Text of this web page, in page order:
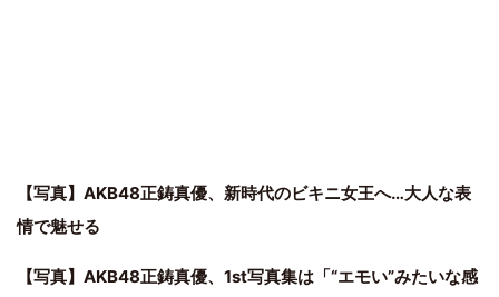
【写真】AKB48正鋳真優、新時代のビキニ女王へ…大人な表
情で魅せる
【写真】AKB48正鋳真優、1st写真集は「“エモい”みたいな感